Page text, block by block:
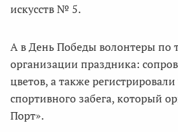
искусств № 5.
А в День Победы волонтеры по
организации праздника:
цветов, а также
спортивного забега, который
Порт».